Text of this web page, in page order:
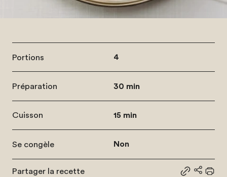
Portions 4
Préparation 30 min
Cuisson 15 min
Se congèle Non
Partager la recette